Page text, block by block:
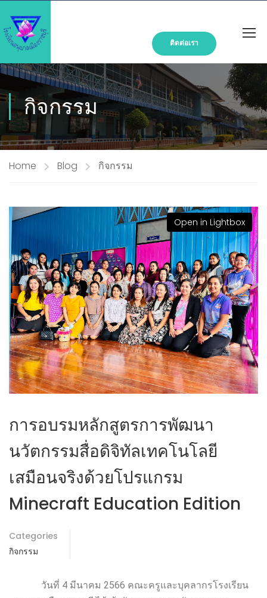
ติดต่อเรา
กิจกรรม
Home Blog กิจกรรม
Open in Lightbox
Open in Lightbox
Open in Lightbox
Open in Lightbox
Open in Lightbox
การอบรมหลักสูตรการพัฒนา
นวัตกรรมสื่อดิจิทัลเทคโนโลยี
เสมือนจริงด้วยโปรแกรม
Minecraft Education Edition
Categories
กิจกรรม
วันที่ 4 มีนาคม 2566 คณะครูและบุคลากรโรงเรียน